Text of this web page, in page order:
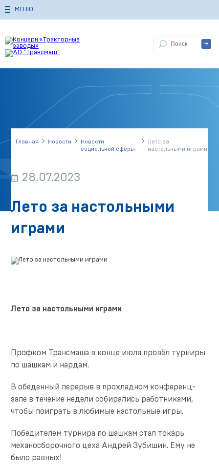
МЕНЮ
Главная Новости
Новости
социальной сферы
Лето за
настольными играми
28.07.2023
Лето за настольными
играми
Лето за настольными играми
Профком Трансмаша в конце июля провёл турниры
по шашкам и нардам.
В обеденный перерыв в прохладном конференц-
зале в течение недели собирались работниками,
чтобы поиграть в любимые настольные игры.
Победителем турнира по шашкам стал токарь
механосборочного цеха Андрей Зубишин. Ему не
было равных!